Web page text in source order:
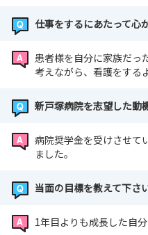
仕事をするにあたって心
患者様を自分に家族だっ
考えながら、看護をする
新戸塚病院を志望した動
病院奨学金を受けさせて
ました。
当面の目標を教えて下さ
1年目よりも成長した自